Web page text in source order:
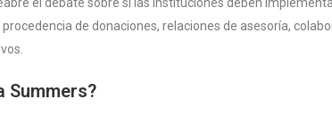
de donaciones, relaciones de asesoría,
Summers?